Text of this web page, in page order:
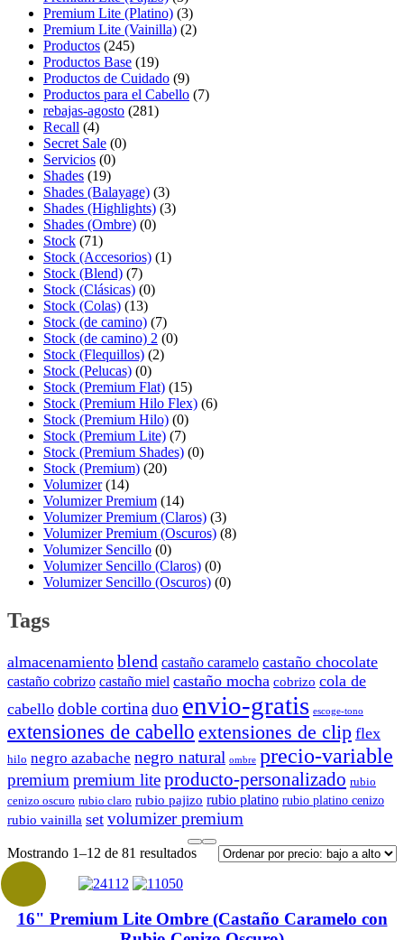
Premium Lite (Platino) (3)
Premium Lite (Vainilla) (2)
Productos (245)
Productos Base (19)
Productos de Cuidado (9)
Productos para el Cabello (7)
rebajas-agosto (281)
Recall (4)
Secret Sale (0)
Servicios (0)
Shades (19)
Shades (Balayage) (3)
Shades (Highlights) (3)
Shades (Ombre) (0)
Stock (71)
Stock (Accesorios) (1)
Stock (Blend) (7)
Stock (Clásicas) (0)
Stock (Colas) (13)
Stock (de camino) (7)
Stock (de camino) 2 (0)
Stock (Flequillos) (2)
Stock (Pelucas) (0)
Stock (Premium Flat) (15)
Stock (Premium Hilo Flex) (6)
Stock (Premium Hilo) (0)
Stock (Premium Lite) (7)
Stock (Premium Shades) (0)
Stock (Premium) (20)
Volumizer (14)
Volumizer Premium (14)
Volumizer Premium (Claros) (3)
Volumizer Premium (Oscuros) (8)
Volumizer Sencillo (0)
Volumizer Sencillo (Claros) (0)
Volumizer Sencillo (Oscuros) (0)
Tags
almacenamiento blend castaño caramelo castaño chocolate
castaño cobrizo castaño miel castaño mocha cobrizo cola de
cabello doble cortinaduo envio-gratis escoge-tono
extensiones de cabello extensiones de clip flex
hilo negro azabache negro natural ombre precio-variable
premium premium liteproducto-personalizado rubio
cenizo oscuro rubio claro rubio pajizo rubio platino rubio platino cenizo
rubio vainilla set volumizer premium
Mostrando 1–12 de 81 resultadosSorted
to
high
16" Premium Lite Ombre (Castaño Caramelo con